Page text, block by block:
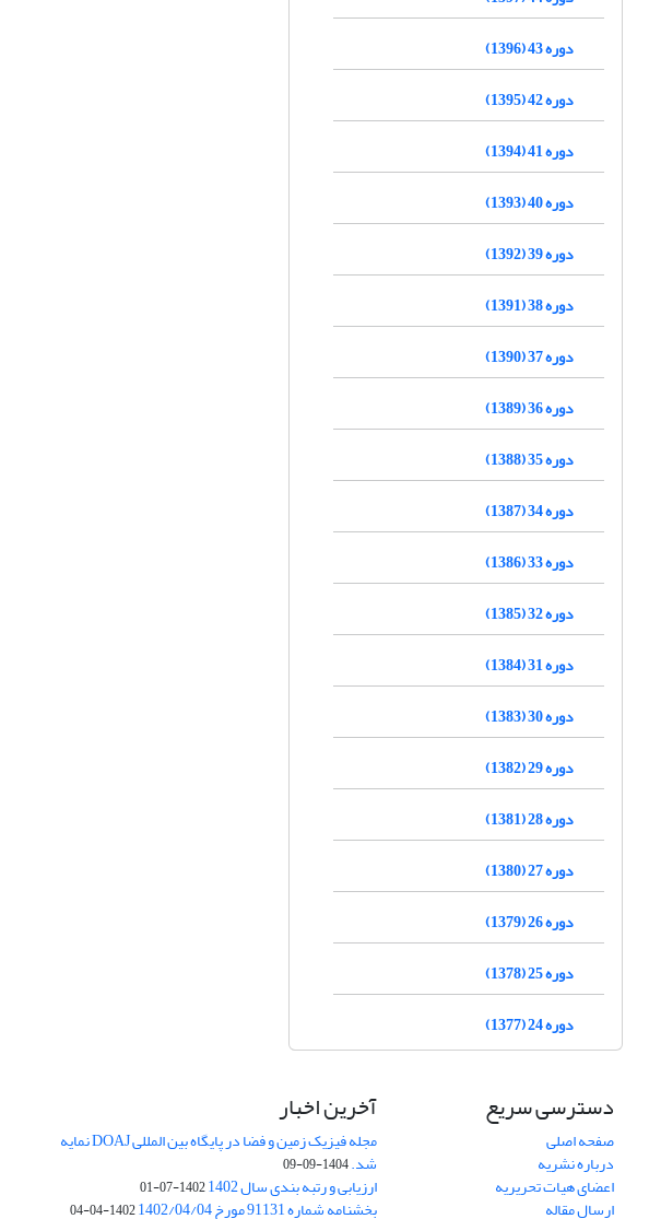
دوره 43 (1396)
دوره 42 (1395)
دوره 41 (1394)
دوره 40 (1393)
دوره 39 (1392)
دوره 38 (1391)
دوره 37 (1390)
دوره 36 (1389)
دوره 35 (1388)
دوره 34 (1387)
دوره 33 (1386)
دوره 32 (1385)
دوره 31 (1384)
دوره 30 (1383)
دوره 29 (1382)
دوره 28 (1381)
دوره 27 (1380)
دوره 26 (1379)
دوره 25 (1378)
دوره 24 (1377)
دسترسی سریع
صفحه اصلی
درباره نشریه
اعضای هیات تحریریه
ارسال مقاله
آخرین اخبار
مجله فیزیک زمین و فضا در پایگاه بین المللی DOAJ نمایه
شد.1404-09-09
ارزیابی و رتبه بندی سال 1402 1402-07-01
بخشنامه شماره 91131 مورخ 1402/04/04 1402-04-04